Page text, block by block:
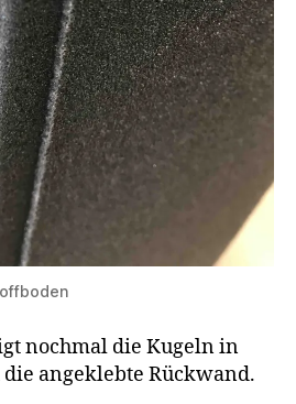
nochmal die Kugeln in
angeklebte Rückwand.